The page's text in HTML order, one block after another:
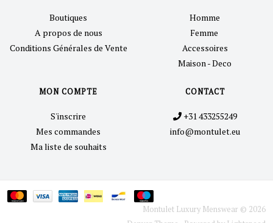
Boutiques
A propos de nous
Conditions Générales de Vente
Homme
Femme
Accessoires
Maison - Deco
MON COMPTE
S'inscrire
Mes commandes
Ma liste de souhaits
CONTACT
+31 433255249
info@montulet.eu
Montulet Luxury Menswear © 2026